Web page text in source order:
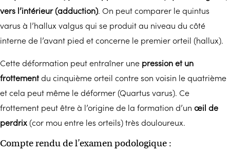
vers l’intérieur (adduction). On peut comparer le quintus
varus à l’hallux valgus qui se produit au niveau du côté
interne de l’avant pied et concerne le premier orteil (hallux).
Cette déformation peut entraîner une pression et un
frottementdu cinquième orteil contre son voisin le quatrième
et cela peut même le déformer (Quartus varus). Ce
frottement peut être à l’origine de la formation d’un œil de
perdrix(cor mou entre les orteils) très douloureux.
Compte rendu de l’examen podologique :